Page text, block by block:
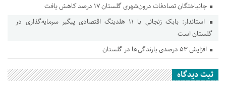
جانباختگان تصادفات درون‌شهری گلستان ۱۷ درصد کاهش یافت
استاندار: بابک زنجانی با ۱۱ هلدینگ اقتصادی پیگیر سرمایه‌گذاری در
گلستان است
افزایش ۵۳ درصدی بارندگی‌ها در گلستان
ثبت دیدگاه